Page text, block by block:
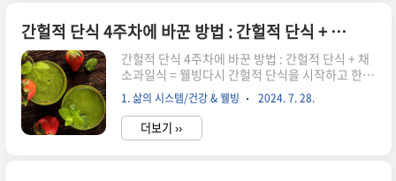
kcal로 계산) 간헐적 단식 시도 1단계, 간헐적 단식
시작 5월 20일 feat 방탄커피16:8 중 직장인에 좀
더 수월한 아침 공복유지 후 12시~ 20시까지 식사
로 시작했다. 커피를 좋아해서 커피는 방탄커피고
1잔 마시면서 약 4주간 시도했다. 이때가 ..
간헐적 단식 4주차에 바꾼 방법 : 간헐적 단식 + 채소과일식 = 웰빙
간헐적 단식 4주차에 바꾼 방법 : 간헐적 단식 + 채
소과일식 = 웰빙다시 간헐적 단식을 시작하고 한
달이 지나면서 다이어트에서 한 발을 더 내디뎌 보
았다. 채소 과일 식이를 추가한 것이다. 간헐적 단
식을 하면 미각이 예민해지는 것을 느꼈다. 단맛도
짠맛도 매운맛도 전보다 강하게 온다. 단식도 했고
1. 삶의 시스템/건강 & 웰빙 2024. 7. 28.
더보기 ››